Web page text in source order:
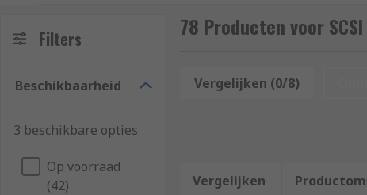
The RS Range of SCSI connectors includes IDC
With a variety of contacts and pitches available, there
Filters
Beschikbaarheid
3 beschikbare opties
Op voorraad
(42)
78 Producten voor
Vergelijken (0/8)
Vergelijken